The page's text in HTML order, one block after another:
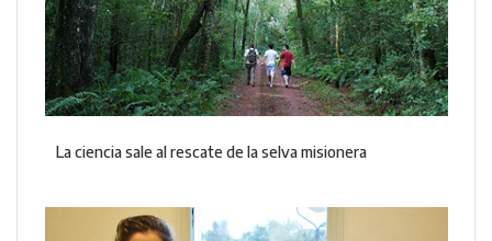
La ciencia sale al rescate de la selva misionera